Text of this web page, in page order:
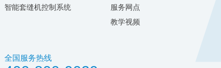
智能套缝机控制系统
服务网点
教学视频
全国服务热线